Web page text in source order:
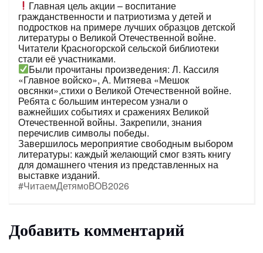
Главная цель акции – воспитание
гражданственности и патриотизма у детей и
подростков на примере лучших образцов детской
литературы о Великой Отечественной войне.
Читатели Красногорской сельской библиотеки
стали её участниками.
Были прочитаны произведения: Л. Кассиля
«Главное войско», А. Митяева «Мешок
овсянки»,стихи о Великой Отечественной войне.
Ребята с большим интересом узнали о
важнейших событиях и сражениях Великой
Отечественной войны. Закрепили, знания
перечислив символы победы.
Завершилось мероприятие свободным выбором
литературы: каждый желающий смог взять книгу
для домашнего чтения из представленных на
выставке изданий.
#ЧитаемДетямоВОВ2026
Добавить комментарий